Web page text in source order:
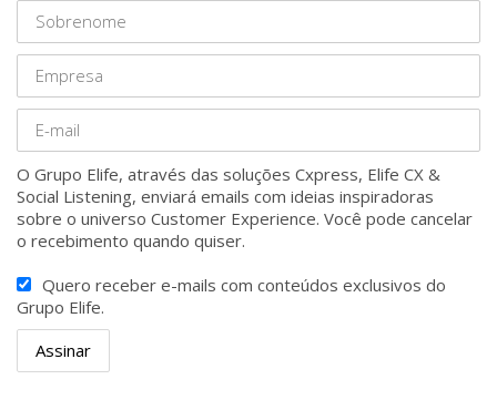
O Grupo Elife, através das soluções Cxpress, Elife CX &
Social Listening, enviará emails com ideias inspiradoras
sobre o universo Customer Experience. Você pode cancelar
o recebimento quando quiser.
Quero receber e-mails com conteúdos exclusivos do
Grupo Elife.